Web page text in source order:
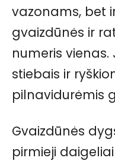
vazonams, bet
gvaizdūnės ir
numeris
stiebais ir
pilnavidurėmis
Gvaizdūnės
pirmieji